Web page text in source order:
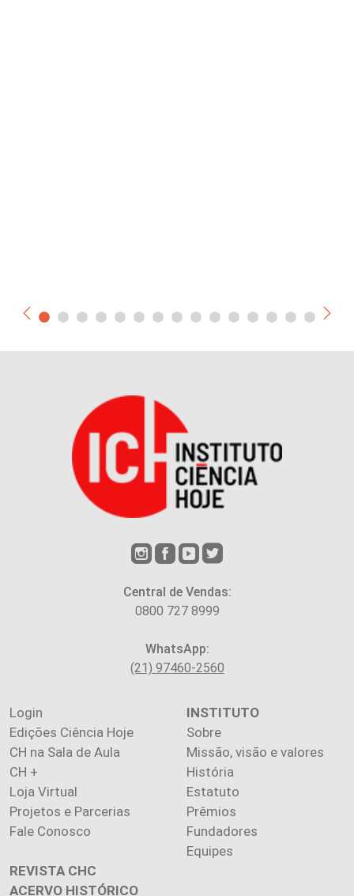
Central de Vendas:
0800 727 8999
WhatsApp:
(21) 97460-2560
Login
Edições Ciência Hoje
CH na Sala de Aula
CH +
Loja Virtual
Projetos e Parcerias
Fale Conosco
INSTITUTO
Sobre
Missão, visão e valores
História
Estatuto
Prêmios
Fundadores
Equipes
REVISTA CHC
ACERVO HISTÓRICO